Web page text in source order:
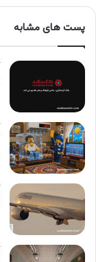
پست های مشابه